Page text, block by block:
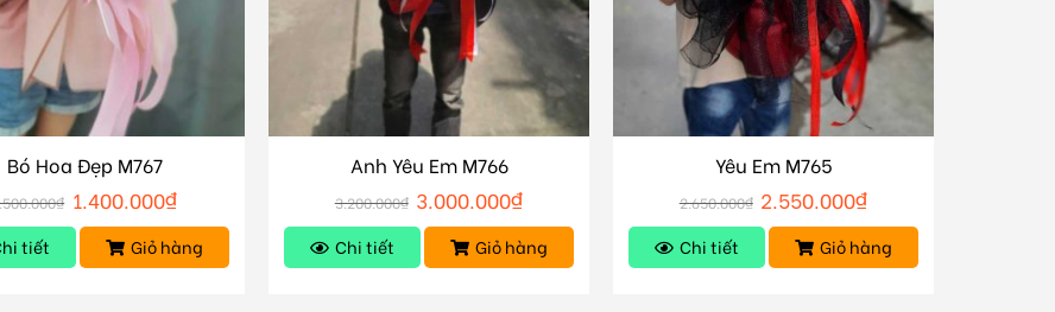
Bó Hoa Đẹp M767
₫ 1.400.000₫
tiết Giỏ hàng
Anh Yêu Em M766
3.200.000₫ 3.000.000₫
Chi tiết Giỏ hàng
Yêu Em M765
2.650.000₫ 2.550.000₫
Chi tiết Giỏ hàng